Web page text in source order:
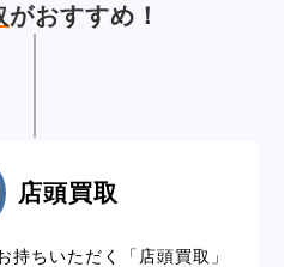
がおすすめ！
店頭買取
持ちいただく「店頭買取」